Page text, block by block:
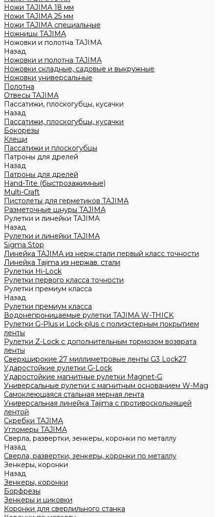
Ножи TAJIMA 18 мм
Ножи TAJIMA 25 мм
Ножи TAJIMA специальные
Ножницы TAJIMA
Ножовки и полотна TAJIMA
Назад
Ножовки и полотна TAJIMA
Ножовки складные, садовые и выкружные
Ножовки универсальные
Полотна
Отвесы TAJIMA
Пассатижи, плоскогубцы, кусачки
Назад
Пассатижи, плоскогубцы, кусачки
Бокорезы
Клещи
Пассатижи и плоскогубцы
Патроны для дрелей
Назад
Патроны для дрелей
Hand-Tite (быстрозажимные)
Multi-Craft
Пистолеты для герметиков TAJIMA
Разметочные шнуры TAJIMA
Рулетки и линейки TAJIMA
Назад
Рулетки и линейки TAJIMA
Sigma Stop
Линейка TAJIMA из нерж.стали первый класс точности
Линейка Tajima из нержав. стали
Рулетки Hi-Lock
Рулетки первого класса точности
Рулетки премиум класса
Назад
Рулетки премиум класса
Водонепроницаемые рулетки TAJIMA W-THICK
Рулетки G-Plus и Lock-plus с полиэстерным покрытием
ленты
Рулетки Z-Lock с дополнительным тормозом возврата
ленты
Сверхширокие 27 миллиметровые ленты G3 Lock27
Ударостойкие рулетки G-Lock
Ударостойкие магнитные рулетки Magnet-G
Универсальные рулетки с магнитным основанием W-Mag
Самоклеющаяся стальная мерная лента
Универсальная линейка Tajima с противоскользящей
лентой
Скребки TAJIMA
Угломеры TAJIMA
Сверла, развертки, зенкеры, коронки по металлу
Назад
Сверла, развертки, зенкеры, коронки по металлу
Зенкеры, коронки
Назад
Зенкеры, коронки
Борфрезы
Зенкеры и циковки
Коронки для сверлильного станка